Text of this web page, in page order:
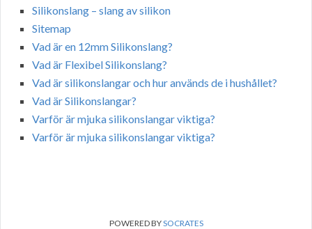
Silikonslang – slang av silikon
Sitemap
Vad är en 12mm Silikonslang?
Vad är Flexibel Silikonslang?
Vad är silikonslangar och hur används de i hushållet?
Vad är Silikonslangar?
Varför är mjuka silikonslangar viktiga?
Varför är mjuka silikonslangar viktiga?
POWERED BYSOCRATES